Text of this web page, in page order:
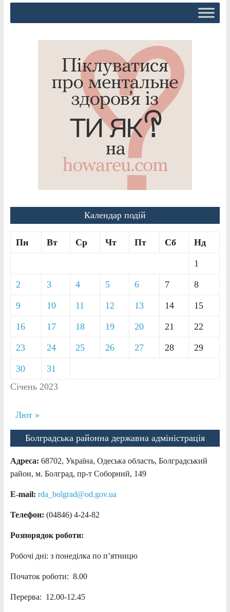
Календар подій
Січень 2023
Пн Вт Ср Чт Пт Сб Нд
1
2 3 4 5 6 7 8
9 10 11 12 13 14 15
16 17 18 19 20 21 22
23 24 25 26 27 28 29
30 31
Лют »
Болградська районна державна адміністрація
Адреса: 68702, Україна, Одеська область, Болградський
район, м. Болград, пр-т Соборний, 149
E-mail: rda_bolgrad@od.gov.ua
Телефон: (04846) 4-24-82
Розпорядок роботи:
Робочі дні: з понеділка по п’ятницю
Початок роботи: 8.00
Перерва: 12.00-12.45